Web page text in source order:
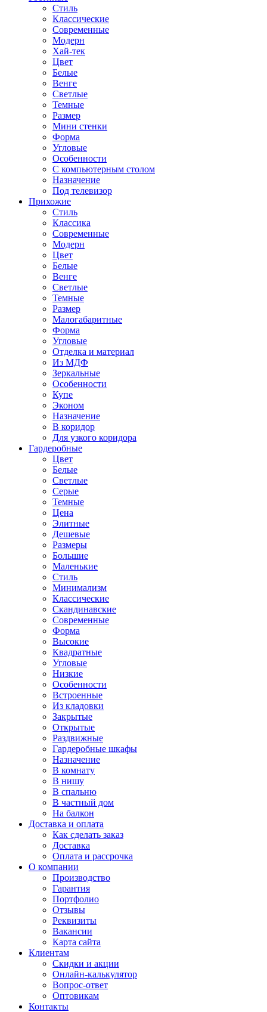
Стиль
Классические
Современные
Модерн
Хай-тек
Цвет
Белые
Венге
Светлые
Темные
Размер
Мини стенки
Форма
Угловые
Особенности
С компьютерным столом
Назначение
Под телевизор
Прихожие
Стиль
Классика
Современные
Модерн
Цвет
Белые
Венге
Светлые
Темные
Размер
Малогабаритные
Форма
Угловые
Отделка и материал
Из МДФ
Зеркальные
Особенности
Купе
Эконом
Назначение
В коридор
Для узкого коридора
Гардеробные
Цвет
Белые
Светлые
Серые
Темные
Цена
Элитные
Дешевые
Размеры
Большие
Маленькие
Стиль
Минимализм
Классические
Скандинавские
Современные
Форма
Высокие
Квадратные
Угловые
Низкие
Особенности
Встроенные
Из кладовки
Закрытые
Открытые
Раздвижные
Гардеробные шкафы
Назначение
В комнату
В нишу
В спальню
В частный дом
На балкон
Доставка и оплата
Как сделать заказ
Доставка
Оплата и рассрочка
О компании
Производство
Гарантия
Портфолио
Отзывы
Реквизиты
Вакансии
Карта сайта
Клиентам
Скидки и акции
Онлайн-калькулятор
Вопрос-ответ
Оптовикам
Контакты